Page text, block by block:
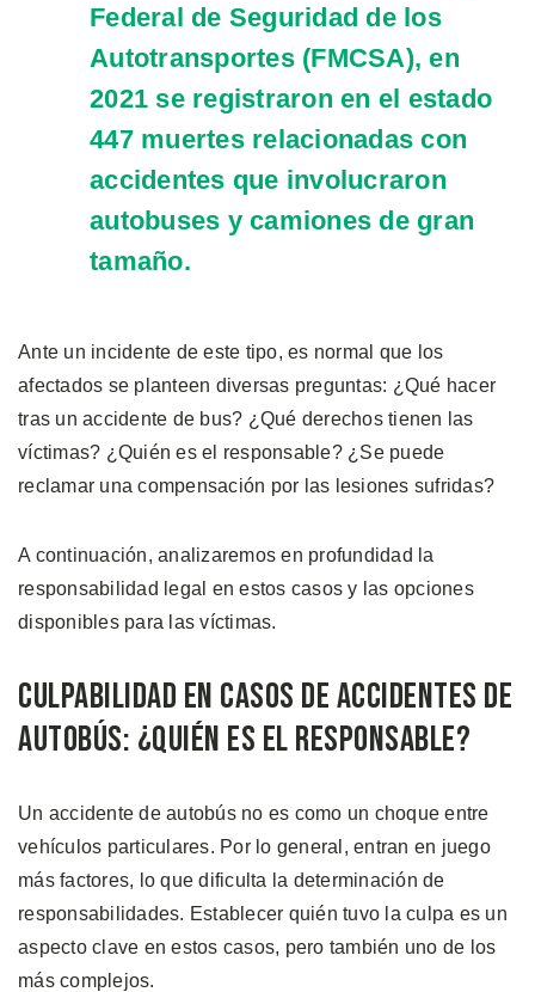
Federal de Seguridad de los
Autotransportes (FMCSA), en
2021 se registraron en el estado
447muertes relacionadas con
accidentes que involucraron
autobuses y camiones de gran
tamaño.
Ante un incidente de este tipo, es normal que los
afectados se planteen diversas preguntas: ¿Qué hacer
tras un accidente de bus? ¿Qué derechos tienen las
víctimas? ¿Quién es el responsable? ¿Se puede
reclamar una compensación por las lesiones sufridas?
A continuación, analizaremos en profundidad la
responsabilidad legal en estos casos y las opciones
disponibles para las víctimas.
Culpabilidad en Casos de Accidentes de
Autobús: ¿Quién es el Responsable?
Un accidente de autobús no es como un choque entre
vehículos particulares. Por lo general, entran en juego
más factores, lo que dificulta la determinación de
responsabilidades. Establecer quién tuvo la culpa es un
aspecto clave en estos casos, pero también uno de los
más complejos.